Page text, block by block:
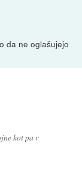
da ne oglašujejo
kot pa v